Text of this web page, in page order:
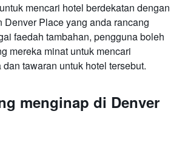
mencari hotel berdekatan dengan
Denver Place yang anda rancang
faedah tambahan, pengguna boleh
mereka minat untuk mencari
tawaran untuk hotel tersebut.
menginap di Denver